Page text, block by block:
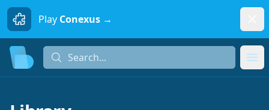
Play Conexus →
Search...